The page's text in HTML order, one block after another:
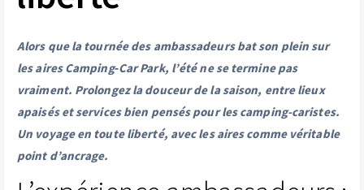
Alors que la tournée des ambassadeurs bat son plein sur
les aires Camping‑Car Park, l’été ne se termine pas
vraiment. Prolongez la douceur de la saison, entre lieux
apaisés et services bien pensés pour les camping-caristes.
Un voyage en toute liberté, avec les aires comme véritable
point d’ancrage.